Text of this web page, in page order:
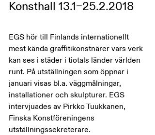
Konsthall 13.1–25.2.2018
EGS hör till Finlands internationellt
mest kända graffitikonstnärer vars verk
kan ses i städer i tiotals länder världen
runt. På utställningen som öppnar i
januari visas bl.a. väggmålningar,
installationer och skulpturer. EGS
intervjuades av Pirkko Tuukkanen,
Finska Konstföreningens
utställningssekreterare.